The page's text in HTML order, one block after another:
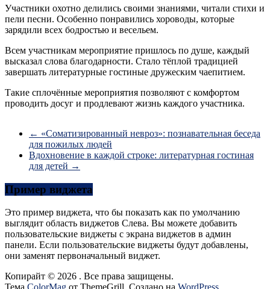
Участники охотно делились своими знаниями, читали стихи и
пели песни. Особенно понравились хороводы, которые
зарядили всех бодростью и весельем.
Всем участникам мероприятие пришлось по душе, каждый
высказал слова благодарности. Стало тёплой традицией
завершать литературные гостиные дружеским чаепитием.
Такие сплочённые мероприятия позволяют с комфортом
проводить досуг и продлевают жизнь каждого участника.
← «Соматизированный невроз»: познавательная беседа
для пожилых людей
Вдохновение в каждой строке: литературная гостиная
для детей →
Пример виджета
Это пример виджета, что бы показать как по умолчанию
выглядит область виджетов Слева. Вы можете добавить
пользовательские виджеты с экрана виджетов в админ
панели. Если пользовательские виджеты будут добавлены,
они заменят первоначальный виджет.
Копирайт © 2026 . Все права защищены.